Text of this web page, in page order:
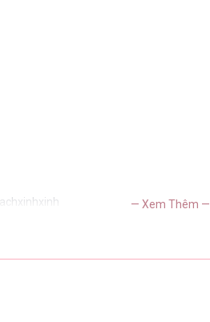
— Xem Thêm —